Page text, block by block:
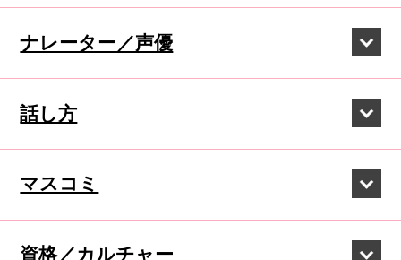
ナレーター／声優
話し方
マスコミ
資格／カルチャー